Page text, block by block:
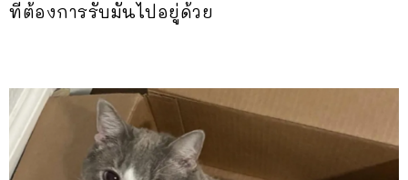
ที่ต้องการรับมันไปอยู่ด้วย